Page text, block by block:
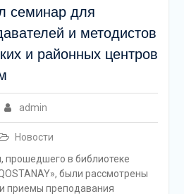
семинар для
и методистов
и районных центров
admin
Новости
прошедшего в библиотеке
были рассмотрены
приемы преподавания